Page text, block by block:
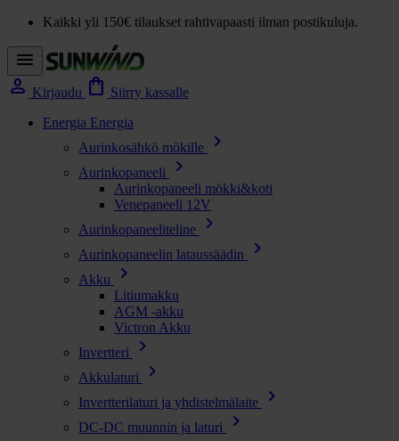
Kaikki yli 150€ tilaukset rahtivapaasti ilman postikuluja.
menu
person Kirjaudu shopping_bag Siirry kassalle
Energia Energia
Aurinkosähkö mökille
chevron_right
Aurinkopaneeli chevron_right
Aurinkopaneeli mökki&koti
Venepaneeli 12V
Aurinkopaneeliteline
chevron_right
Aurinkopaneelin lataussäädin chevron_right
Akku chevron_right
Litiumakku
AGM -akku
Victron Akku
Invertteri
chevron_right
Akkulaturi chevron_right
Invertterilaturi ja yhdistelmälaite chevron_right
DC-DC muunnin ja laturi chevron_right